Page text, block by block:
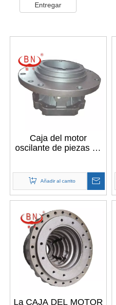
Entregar
Caja del motor
oscilante de piezas de
Añadir al carrito
La CAJA DEL MOTOR